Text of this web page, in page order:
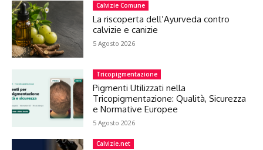
Calvizie Comune
La riscoperta dell’Ayurveda contro
calvizie e canizie
5 Agosto 2026
Tricopigmentazione
Pigmenti Utilizzati nella
Tricopigmentazione: Qualità, Sicurezza
e Normative Europee
5 Agosto 2026
Calvizie.net